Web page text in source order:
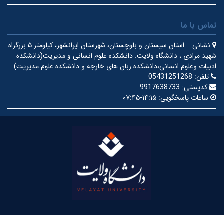
تماس با ما
نشانی:
استان سیستان و بلوچستان، شهرستان ایرانشهر، کیلومتر ۵ بزرگراه
شهید مرادی ، دانشگاه ولایت. دانشکده علوم انسانی و مدیریت(دانشکده
ادبیات وعلوم انسانی،دانشکده زبان های خارجه و دانشکده علوم مدیریت)
تلفن: 05431251268
کدپستی: 9917638733
ساعات پاسخگویی: ۱۴:۱۵-۰۷:۴۵